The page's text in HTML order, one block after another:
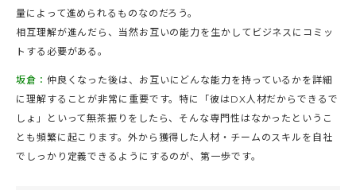
量によって進められるものなのだろう。
相互理解が進んだら、当然お互いの能力を生かしてビジネスにコミッ
トする必要がある。
坂倉： 仲良くなった後は、お互いにどんな能力を持っているかを詳細
に理解することが非常に重要です。特に「彼はDX人材だからできるで
しょ」といって無茶振りをしたら、そんな専門性はなかったというこ
とも頻繁に起こります。外から獲得した人材・チームのスキルを自社
でしっかり定義できるようにするのが、第一歩です。